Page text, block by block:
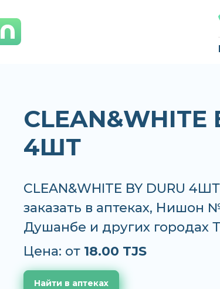
CLEAN&WHITE
4ШТ
CLEAN&WHITE BY DURU
заказать в аптеках, Нишон
Душанбе и других городах
Цена: от 18.00 TJS
Найти в аптеках